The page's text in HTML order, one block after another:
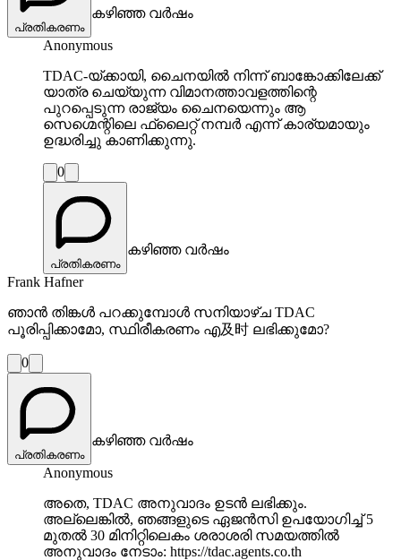
പ്രതികരണം
കഴിഞ്ഞ വർഷം
Anonymous
TDAC-യ്‌ക്കായി, ചൈനയിൽ നിന്ന് ബാങ്കോക്കിലേക്ക്
യാത്ര ചെയ്യുന്ന വിമാനത്താവളത്തിന്റെ
പുറപ്പെടുന്ന രാജ്യം ചൈനയെന്നും ആ
സെഗ്മെന്റിലെ ഫ്ലൈറ്റ് നമ്പർ എന്ന് കാര്യമായും
ഉദ്ധരിച്ചു കാണിക്കുന്നു.
0
പ്രതികരണം
കഴിഞ്ഞ വർഷം
Frank Hafner
ഞാൻ തിങ്കൾ പറക്കുമ്പോൾ സനിയാഴ്ച TDAC
പൂരിപ്പിക്കാമോ, സ്ഥിരീകരണം എ及时 ലഭിക്കുമോ?
0
പ്രതികരണം
കഴിഞ്ഞ വർഷം
Anonymous
അതെ, TDAC അനുവാദം ഉടൻ ലഭിക്കും.
അല്ലെങ്കിൽ, ഞങ്ങളുടെ ഏജൻസി ഉപയോഗിച്ച് 5
മുതൽ 30 മിനിറ്റിലെകം ശരാശരി സമയത്തിൽ
അനുവാദം നേടാം: https://tdac.agents.co.th